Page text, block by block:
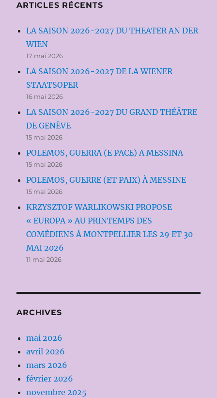
ARTICLES RÉCENTS
LA SAISON 2026-2027 DU THEATER AN DER
WIEN
17 mai 2026
LA SAISON 2026-2027 DE LA WIENER
STAATSOPER
16 mai 2026
LA SAISON 2026-2027 DU GRAND THÉÂTRE
DE GENÈVE
15 mai 2026
POLEMOS, GUERRA (E PACE) A MESSINA
15 mai 2026
POLEMOS, GUERRE (ET PAIX) À MESSINE
15 mai 2026
KRZYSZTOF WARLIKOWSKI PROPOSE
« EUROPA » AU PRINTEMPS DES
COMÉDIENS À MONTPELLIER LES 29 ET 30
MAI 2026
11 mai 2026
ARCHIVES
mai 2026
avril 2026
mars 2026
février 2026
novembre 2025